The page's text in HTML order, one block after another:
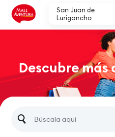
San Juan de
Lurigancho
Descubre más